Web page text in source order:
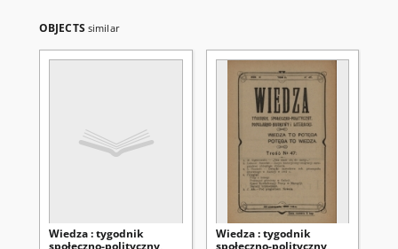
OBJECTS similar
Wiedza : tygodnik
społeczno-polityczny,
Wiedza : tygodnik
społeczno-polityczny,